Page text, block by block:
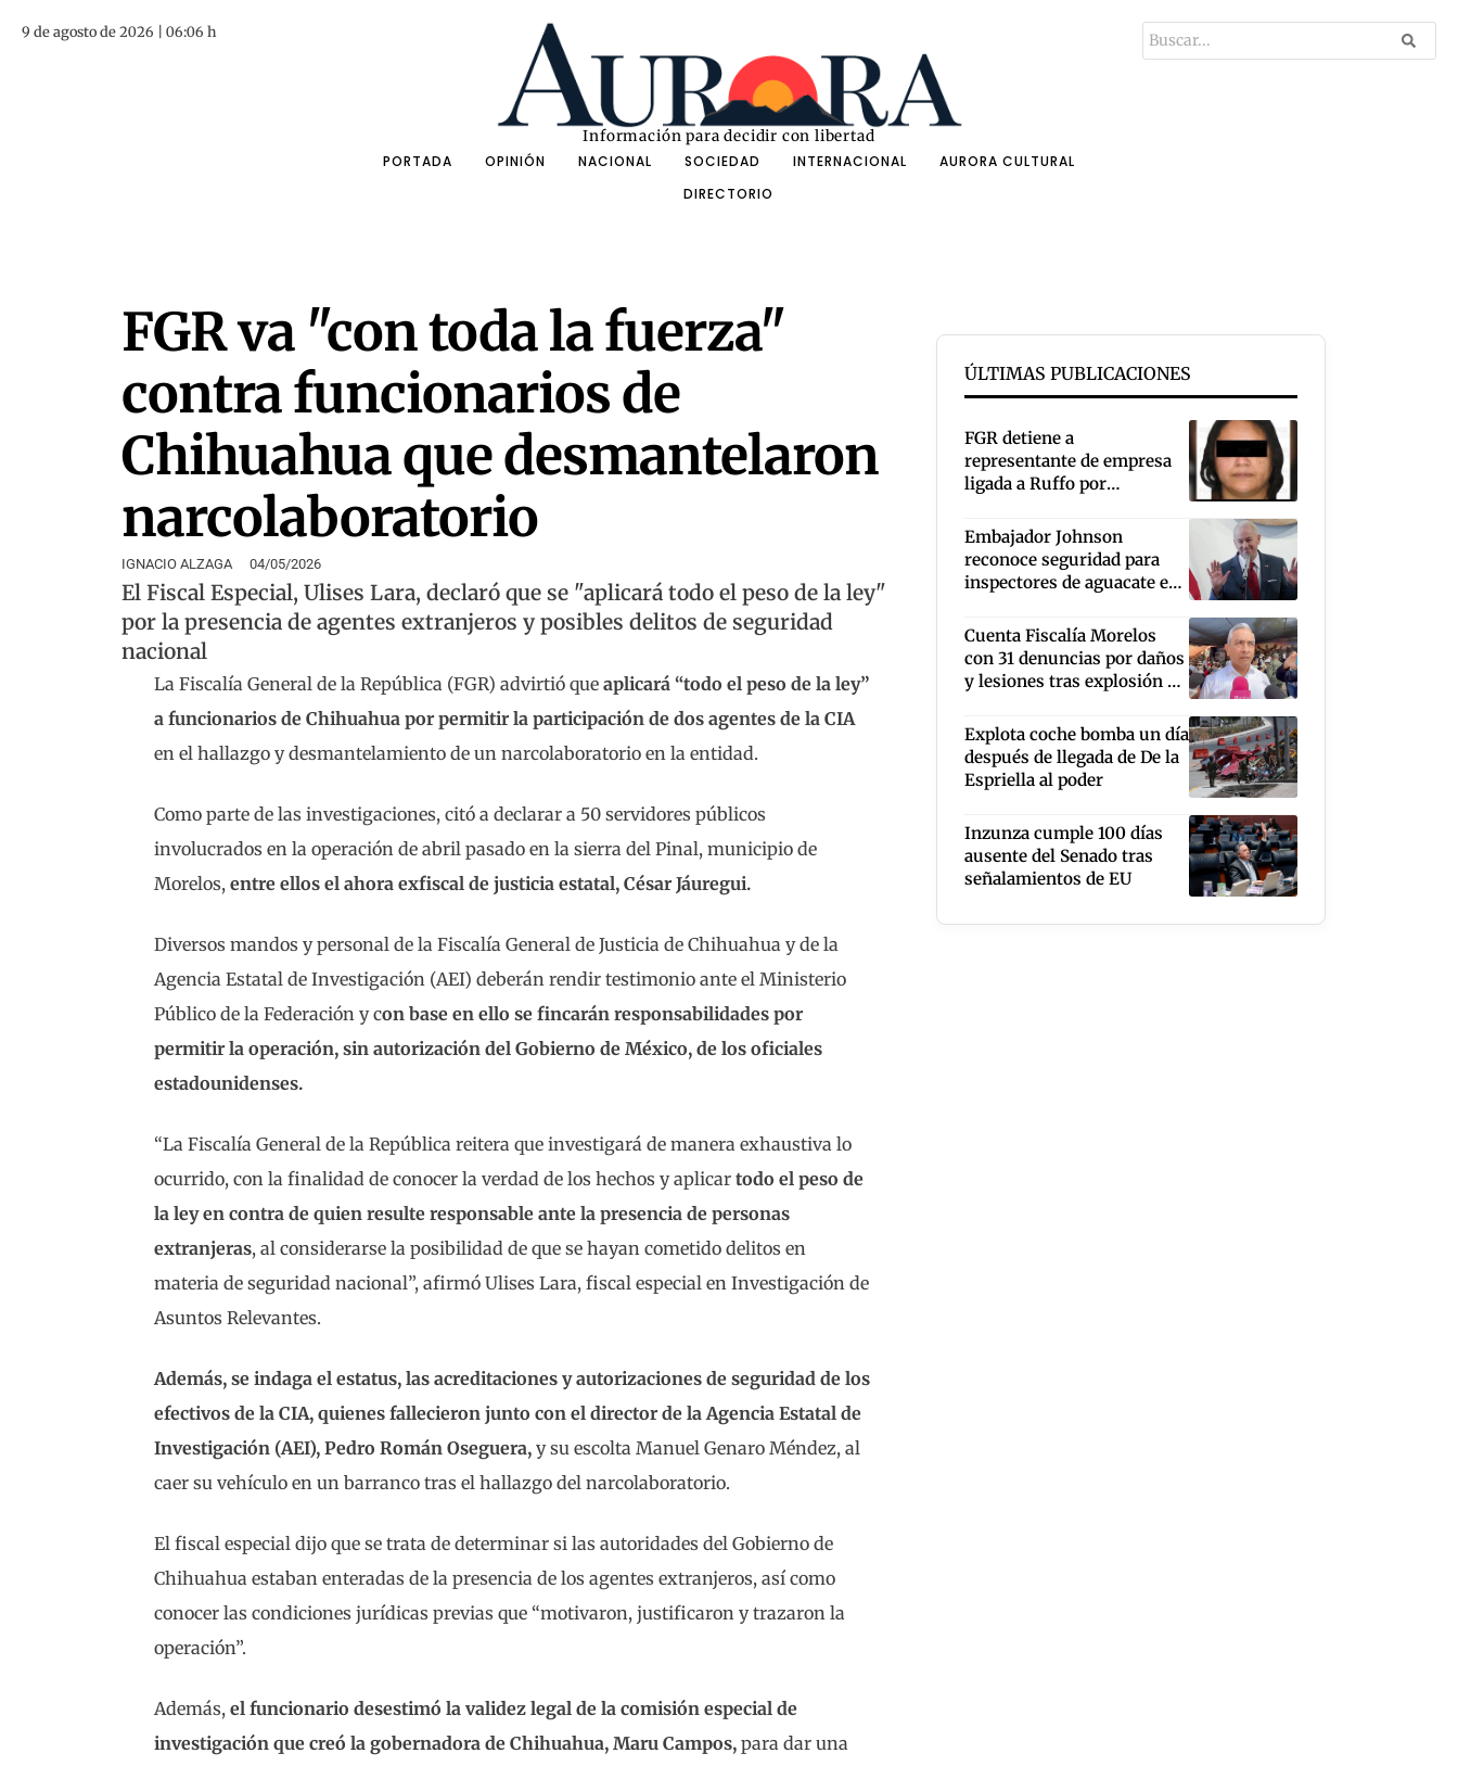
9 de agosto de 2026 | 06:06 h
Información para decidir con libertad
PORTADA
OPINIÓN NACIONAL SOCIEDAD INTERNACIONAL
AURORA CULTURAL
DIRECTORIO
FGR va "con toda la fuerza"
contra funcionarios de
Chihuahua que desmantelaron
narcolaboratorio
IGNACIO ALZAGA 04/05/2026
El Fiscal Especial, Ulises Lara, declaró que se "aplicará todo el peso de la ley"
por la presencia de agentes extranjeros y posibles delitos de seguridad
nacional
La Fiscalía General de la República (FGR) advirtió que aplicará “todo el peso de la ley”
a funcionarios de Chihuahua por permitir la participación de dos agentes de la CIA
en el hallazgo y desmantelamiento de un narcolaboratorio en la entidad.
Como parte de las investigaciones, citó a declarar a 50 servidores públicos
involucrados en la operación de abril pasado en la sierra del Pinal, municipio de
Morelos, entre ellos el ahora exfiscal de justicia estatal, César Jáuregui.
Diversos mandos y personal de la Fiscalía General de Justicia de Chihuahua y de la
Agencia Estatal de Investigación (AEI) deberán rendir testimonio ante el Ministerio
Público de la Federación y con base en ello se fincarán responsabilidades por
permitir la operación, sin autorización del Gobierno de México, de los oficiales
estadounidenses.
“La Fiscalía General de la República reitera que investigará de manera exhaustiva lo
ocurrido, con la finalidad de conocer la verdad de los hechos y aplicar todo el peso de
la ley en contra de quien resulte responsable ante la presencia de personas
extranjeras, al considerarse la posibilidad de que se hayan cometido delitos en
materia de seguridad nacional”, afirmó Ulises Lara, fiscal especial en Investigación de
Asuntos Relevantes.
Además, se indaga el estatus, las acreditaciones y autorizaciones de seguridad de los
efectivos de la CIA, quienes fallecieron junto con el director de la Agencia Estatal de
Investigación (AEI), Pedro Román Oseguera, y su escolta Manuel Genaro Méndez, al
caer su vehículo en un barranco tras el hallazgo del narcolaboratorio.
El fiscal especial dijo que se trata de determinar si las autoridades del Gobierno de
Chihuahua estaban enteradas de la presencia de los agentes extranjeros, así como
conocer las condiciones jurídicas previas que “motivaron, justificaron y trazaron la
operación”.
Además, el funcionario desestimó la validez legal de la comisión especial de
investigación que creó la gobernadora de Chihuahua, Maru Campos, para dar una
ÚLTIMAS PUBLICACIONES
FGR detiene a
representante de empresa
ligada a Ruffo por
combustible
Embajador Johnson
reconoce seguridad para
inspectores de aguacate en
Cuenta Fiscalía Morelos
con 31 denuncias por daños
y lesiones tras explosión en
Fernando Blumenkron
Explota coche bomba un día
después de llegada de De la
Espriella al poder
Inzunza cumple 100 días
ausente del Senado tras
señalamientos de EU